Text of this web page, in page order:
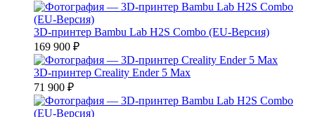
3D-принтер Bambu Lab H2S Combo (EU-Версия)
169 900 ₽
3D-принтер Creality Ender 5 Max
71 900 ₽